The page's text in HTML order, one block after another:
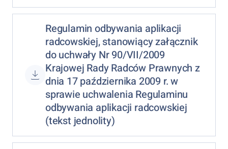
Regulamin odbywania aplikacji
radcowskiej, stanowiący załącznik
do uchwały Nr 90/VII/2009
Krajowej Rady Radców Prawnych z
dnia 17 października 2009 r. w
sprawie uchwalenia Regulaminu
odbywania aplikacji radcowskiej
(tekst jednolity)